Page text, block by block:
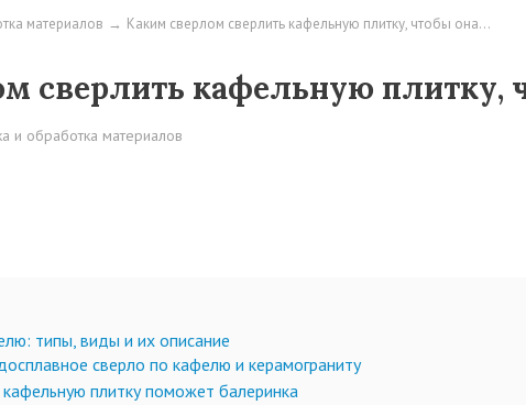
материалов Каким сверлом сверлить кафельную плитку, чтобы она…
сверлить кафельную плитку,
и обработка материалов
типы, виды и их описание
сверло по кафелю и керамограниту
кафельную плитку поможет балеринка